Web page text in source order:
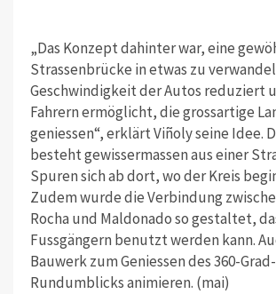
„Das Konzept dahinter war, eine
Strassenbrücke in etwas zu
Geschwindigkeit der Autos reduziert
Fahrern ermöglicht, die grossartige
geniessen“, erklärt Viñoly seine Idee.
besteht gewissermassen aus einer
Spuren sich ab dort, wo der Kreis
Zudem wurde die Verbindung
Rocha und Maldonado so gestaltet,
Fussgängern benutzt werden kann.
Bauwerk zum Geniessen des 360-Grad-
Rundumblicks animieren. (mai)